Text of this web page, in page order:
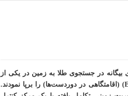
بیگانه در جستجوی طلا به زمین در یکی از
دریاهای زمین فرود آمدند و در سال اریدو (Eridu) (اقامتگاهی در دوردست‌ها) را برپا نمودند.